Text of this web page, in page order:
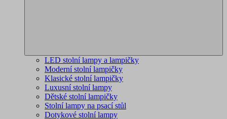
LED stolní lampy a lampičky
Moderní stolní lampičky
Klasické stolní lampičky
Luxusní stolní lampy
Dětské stolní lampičky
Stolní lampy na psací stůl
Dotykové stolní lampy